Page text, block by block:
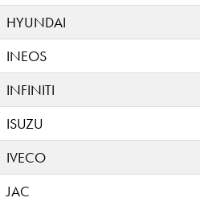
HYUNDAI
INEOS
INFINITI
ISUZU
IVECO
JAC